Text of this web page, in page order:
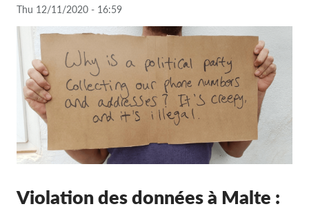
Parrainage
Tax deductability
Connexion des membres
À propos de nous
Équipe
FAQs
Thu 12/11/2020 - 16:59
Violation des données à Malte :